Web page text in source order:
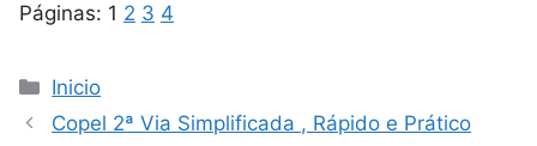
Páginas: 1 2 3 4
Categorias
Inicio
Copel 2ª Via Simplificada , Rápido e Prático